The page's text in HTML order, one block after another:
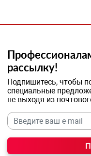
рассылку!
Подпишитесь, чтобы
специальные
не выходя из